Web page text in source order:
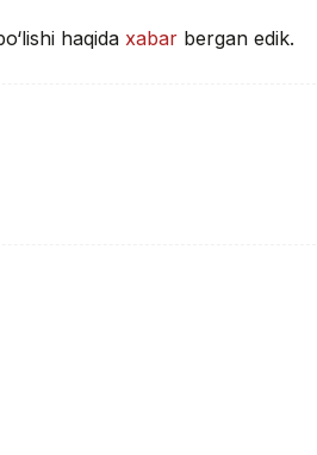
haqida xabar bergan edik.